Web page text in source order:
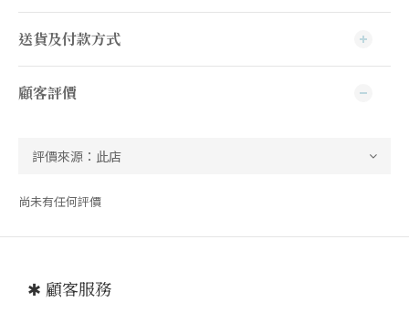
送貨及付款方式
顧客評價
尚未有任何評價
✱ 顧客服務